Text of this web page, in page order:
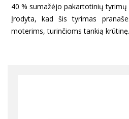
40 % sumažėjo pakartotinių tyrimų
Įrodyta, kad šis tyrimas
moterims, turinčioms tankią krūtinę.